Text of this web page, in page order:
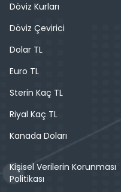
Döviz Kurları
Döviz Çevirici
Dolar TL
Euro TL
Sterin Kaç TL
Riyal Kaç TL
Kanada Doları
Kişisel Verilerin Korunması
Politikası